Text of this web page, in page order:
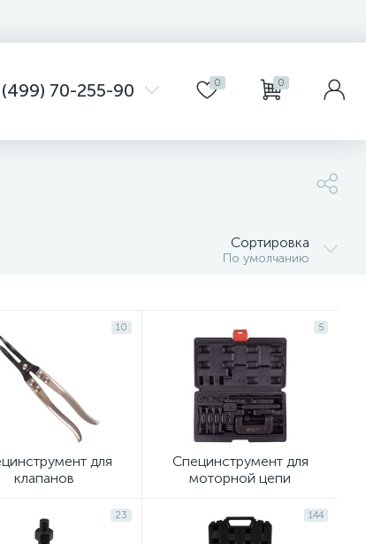
70-255-90 0 0
Сортировка
По умолчанию
10
для
клапанов
5
Специнструмент для
моторной цепи
23 144